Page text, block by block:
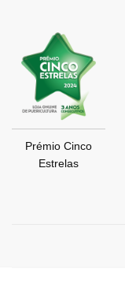
Prémio Cinco
Estrelas